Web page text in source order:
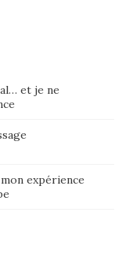
et je ne
expérience